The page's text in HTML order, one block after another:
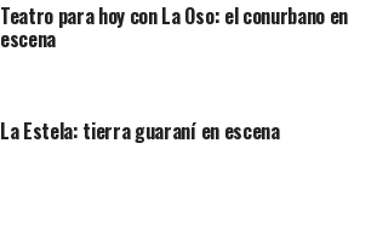
Teatro para hoy con La Oso: el conurbano en
escena
La Estela: tierra guaraní en escena